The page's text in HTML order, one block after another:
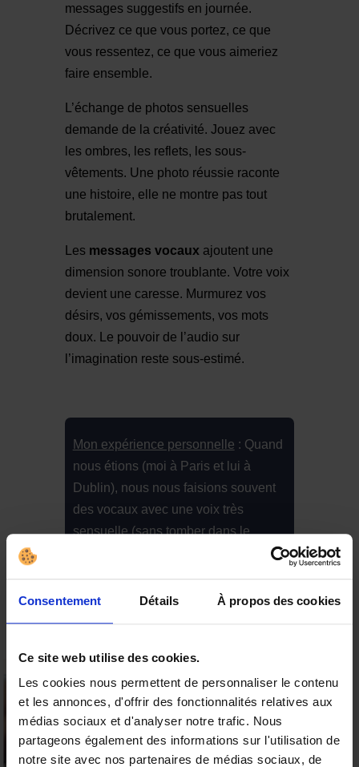
Consentement Détails À propos des cookies
Ce site web utilise des cookies.
Les cookies nous permettent de personnaliser le contenu
et les annonces, d'offrir des fonctionnalités relatives aux
médias sociaux et d'analyser notre trafic. Nous
partageons également des informations sur l'utilisation de
notre site avec nos partenaires de médias sociaux, de
messages suggestifs en journée.
Décrivez ce que vous portez, ce que
vous ressentez, ce que vous aimeriez
faire ensemble.
L’échange de photos sensuelles
demande de la créativité. Jouez avec
les ombres, les reflets, les sous-
vêtements. Une photo réussie raconte
une histoire, elle ne montre pas tout
brutalement.
Les messages vocaux ajoutent une
dimension sonore troublante. Votre voix
devient une caresse. Murmurez vos
désirs, vos gémissements, vos mots
doux. Le pouvoir de l’audio sur
l’imagination reste sous-estimé.
Mon expérience personnelle : Quand
nous étions (moi à Paris et lui à
Dublin), nous nous faisions souvent
des vocaux avec une voix très
sensuelle (sans tomber dans le
téléphone rose quand même^^) et ça,
impérissable. C’est dingue ce qu’un
bons mots. Vous ne l’oublierez jamais,
elle ou lui non plus. En plus WhatsApp
est formidable pour ça.15% offerts sur votre
première commande
Valable sur tous les produits